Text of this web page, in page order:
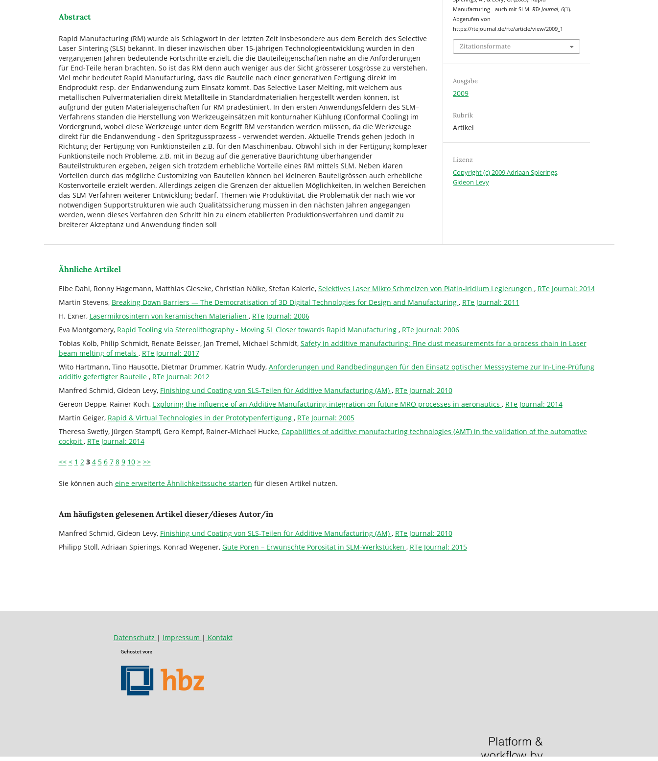
Abstract
Rapid Manufacturing (RM) wurde als Schlagwort in der letzten Zeit insbesondere aus dem Bereich des Selective
Laser Sintering (SLS) bekannt. In dieser inzwischen über 15-jährigen Technologieentwicklung wurden in den
vergangenen Jahren bedeutende Fortschritte erzielt, die die Bauteileigenschaften nahe an die Anforderungen
für End-Teile heran brachten. So ist das RM denn auch weniger aus der Sicht grösserer Losgrösse zu verstehen.
Viel mehr bedeutet Rapid Manufacturing, dass die Bauteile nach einer generativen Fertigung direkt im
Endprodukt resp. der Endanwendung zum Einsatz kommt. Das Selective Laser Melting, mit welchem aus
metallischen Pulvermaterialien direkt Metallteile in Standardmaterialien hergestellt werden können, ist
aufgrund der guten Materialeigenschaften für RM prädestiniert. In den ersten Anwendungsfeldern des SLM–
Verfahrens standen die Herstellung von Werkzeugeinsätzen mit konturnaher Kühlung (Conformal Cooling) im
Vordergrund, wobei diese Werkzeuge unter dem Begriff RM verstanden werden müssen, da die Werkzeuge
direkt für die Endanwendung - den Spritzgussprozess - verwendet werden. Aktuelle Trends gehen jedoch in
Richtung der Fertigung von Funktionsteilen z.B. für den Maschinenbau. Obwohl sich in der Fertigung komplexer
Funktionsteile noch Probleme, z.B. mit in Bezug auf die generative Baurichtung überhängender
Bauteilstrukturen ergeben, zeigen sich trotzdem erhebliche Vorteile eines RM mittels SLM. Neben klaren
Vorteilen durch das mögliche Customizing von Bauteilen können bei kleineren Bauteilgrössen auch erhebliche
Kostenvorteile erzielt werden. Allerdings zeigen die Grenzen der aktuellen Möglichkeiten, in welchen Bereichen
das SLM-Verfahren weiterer Entwicklung bedarf. Themen wie Produktivität, die Problematik der nach wie vor
notwendigen Supportstrukturen wie auch Qualitätssicherung müssen in den nächsten Jahren angegangen
werden, wenn dieses Verfahren den Schritt hin zu einem etablierten Produktionsverfahren und damit zu
breiterer Akzeptanz und Anwendung finden soll
Manufacturing - auch mit SLM.RTe Journal,6(1).
Abgerufen von
https://rtejournal.de/rte/article/view/2009_1
Zitationsformate
Ausgabe
2009
Rubrik
Artikel
Lizenz
Copyright (c) 2009 Adriaan Spierings,
Gideon Levy
Ähnliche Artikel
Eibe Dahl, Ronny Hagemann, Matthias Gieseke, Christian Nölke, Stefan Kaierle, Selektives Laser Mikro Schmelzen von Platin-Iridium Legierungen , RTe Journal: 2014
Martin Stevens, Breaking Down Barriers — The Democratisation of 3D Digital Technologies for Design and Manufacturing , RTe Journal: 2011
H. Exner, Lasermikrosintern von keramischen Materialien , RTe Journal: 2006
Eva Montgomery, Rapid Tooling via Stereolithography - Moving SL Closer towards Rapid Manufacturing , RTe Journal: 2006
Tobias Kolb, Philip Schmidt, Renate Beisser, Jan Tremel, Michael Schmidt, Safety in additive manufacturing: Fine dust measurements for a process chain in Laser
beam melting of metals , RTe Journal: 2017
Wito Hartmann, Tino Hausotte, Dietmar Drummer, Katrin Wudy, Anforderungen und Randbedingungen für den Einsatz optischer Messsysteme zur In-Line-Prüfung
additiv gefertigter Bauteile , RTe Journal: 2012
Manfred Schmid, Gideon Levy, Finishing und Coating von SLS-Teilen für Additive Manufacturing (AM) , RTe Journal: 2010
Gereon Deppe, Rainer Koch, Exploring the influence of an Additive Manufacturing integration on future MRO processes in aeronautics , RTe Journal: 2014
Martin Geiger, Rapid & Virtual Technologies in der Prototypenfertigung , RTe Journal: 2005
Theresa Swetly, Jürgen Stampfl, Gero Kempf, Rainer-Michael Hucke, Capabilities of additive manufacturing technologies (AMT) in the validation of the automotive
cockpit , RTe Journal: 2014
<< < 1 2 3 4 5 6 7 8 9 10 > >>
Sie können auch eine erweiterte Ähnlichkeitssuche starten für diesen Artikel nutzen.
Am häufigsten gelesenen Artikel dieser/dieses Autor/in
Manfred Schmid, Gideon Levy, Finishing und Coating von SLS-Teilen für Additive Manufacturing (AM) , RTe Journal: 2010
Philipp Stoll, Adriaan Spierings, Konrad Wegener, Gute Poren – Erwünschte Porosität in SLM-Werkstücken , RTe Journal: 2015
Datenschutz | Impressum | Kontakt